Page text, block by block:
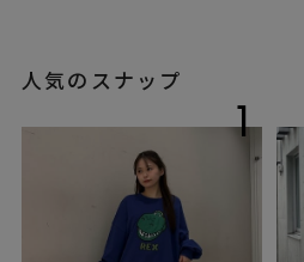
人気のスナップ
1